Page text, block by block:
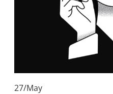
27/May